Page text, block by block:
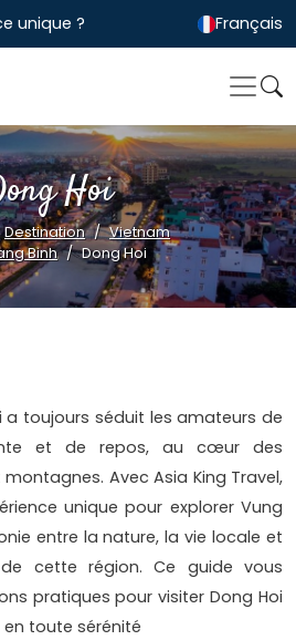
unique ? Français
Hoi
Destination
Vietnam
Binh
Dong Hoi
a toujours séduit les amateurs de
et de repos, au cœur des
Avec Asia King Travel,
unique pour explorer Vung
entre la nature, la vie locale et
cette région. Ce guide vous
pratiques pour visiter Dong Hoi
toute sérénité